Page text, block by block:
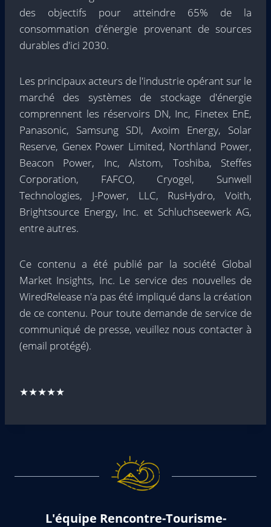
des objectifs pour atteindre 65% de la
consommation d'énergie provenant de sources
durables d'ici 2030.
Les principaux acteurs de l'industrie opérant sur le
marché des systèmes de stockage d'énergie
comprennent les réservoirs DN, Inc, Finetex EnE,
Panasonic, Samsung SDI, Axoim Energy, Solar
Reserve, Genex Power Limited, Northland Power,
Beacon Power, Inc, Alstom, Toshiba, Steffes
Corporation, FAFCO, Cryogel, Sunwell
Technologies, J-Power, LLC, RusHydro, Voith,
Brightsource Energy, Inc. et Schluchseewerk AG,
entre autres.
Ce contenu a été publié par la société Global
Market Insights, Inc. Le service des nouvelles de
WiredRelease n'a pas été impliqué dans la création
de ce contenu. Pour toute demande de service de
communiqué de presse, veuillez nous contacter à
(email protégé).
★★★★★
L'équipe Rencontre-Tourisme-